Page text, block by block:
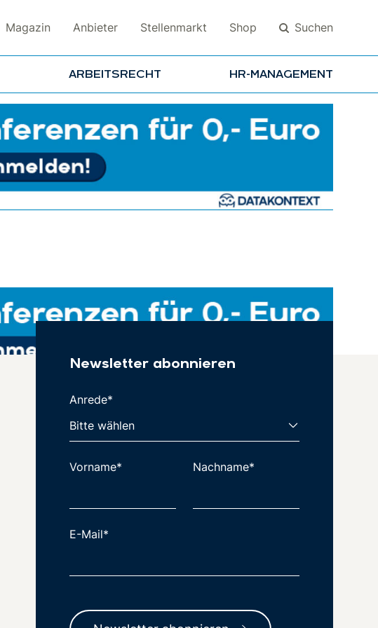
Magazin Anbieter Stellenmarkt Shop Suchen
ARBEITSRECHT HR-MANAGEMENT
Suchen
Newsletter abonnieren
Anrede*
Vorname* Nachname*
E-Mail*